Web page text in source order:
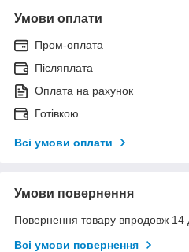
Умови оплати
Пром-оплата
Післяплата
Оплата на рахунок
Готівкою
Всі умови оплати
Умови повернення
Повернення товару впродовж 14
Всі умови повернення